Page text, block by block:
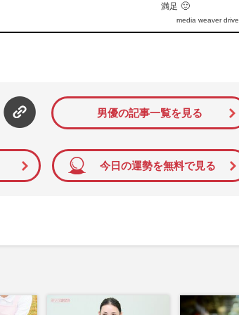
満足 🙂
media weaver drive
男優の記事一覧を見る
今日の運勢を無料で見る